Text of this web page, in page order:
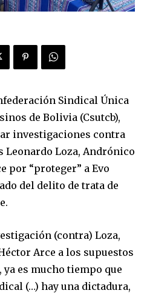
Sindical Única
de Bolivia (Csutcb),
investigaciones contra
Loza, Andrónico
por “proteger” a Evo
del delito de trata de
(contra) Loza,
Arce a los supuestos
es mucho tiempo que
(…) hay una dictadura,